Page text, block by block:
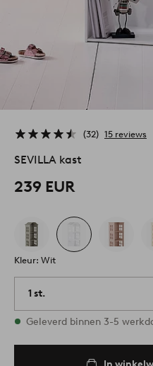
32 15 reviews
SEVILLA kast
239 EUR
Kleur: Wit
1 st.
Op voorraad
Geleverd binnen 3-5